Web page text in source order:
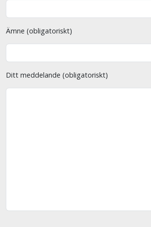
Ämne (obligatoriskt)
Ditt meddelande (obligatoriskt)